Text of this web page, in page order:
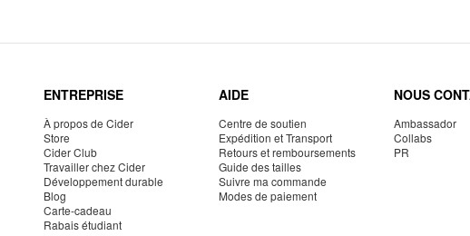
ENTREPRISE
À propos de Cider
Store
Cider Club
Travailler chez Cider
Développement durable
Blog
Carte-cadeau
Rabais étudiant
AIDE
Centre de soutien
Expédition et Transport
Retours et remboursements
Guide des tailles
Suivre ma commande
Modes de paiement
NOUS
Ambassador
Collabs
PR